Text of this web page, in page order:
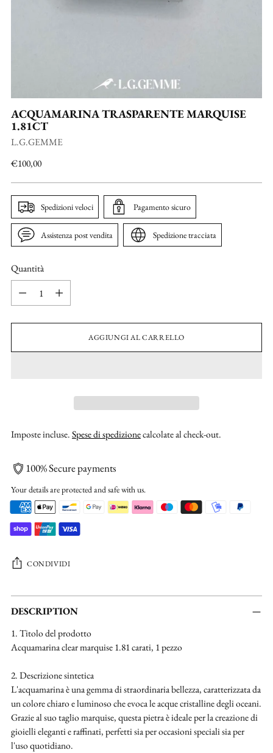
ACQUAMARINA TRASPARENTE MARQUISE
1.81CT
L.G.GEMME
Prezzo
€100,00
Spedizioni veloci Pagamento sicuro
Assistenza post vendita Spedizione tracciata
Quantità
AGGIUNGI AL CARRELLO
Imposte incluse.Spese di spedizionecalcolate al check-out.
100% Secure payments
Your details are protected and safe with us.
CONDIVIDI
Aggiungere
un
al
carrello...
DESCRIPTION
1. Titolo del prodotto
Acquamarina clear marquise 1.81 carati, 1 pezzo
2. Descrizione sintetica
L'acquamarina è una gemma di straordinaria bellezza, caratterizzata da
un colore chiaro e luminoso che evoca le acque cristalline degli oceani.
Grazie al suo taglio marquise, questa pietra è ideale per la creazione di
gioielli eleganti e raffinati, perfetti sia per occasioni speciali sia per
l'uso quotidiano.